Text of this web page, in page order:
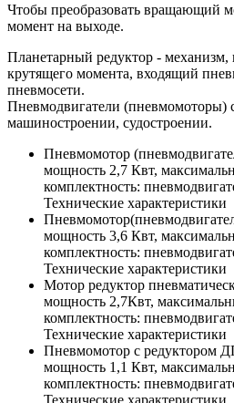
Чтобы преобразовать вращающий
момент на выходе.
Планетарный редуктор -
крутящего момента, входящий
пневмосети.
Пневмодвигатели (пневмомоторы)
машиностроении, судостроении.
Пневмомотор
мощность 2,7 Квт,
комплектность:
Технические характеристики
мощность 3,6 Квт,
комплектность:
Технические характеристики
Мотор редуктор
мощность 2,7Квт,
комплектность:
Технические характеристики
Пневмомотор с редуктором
мощность 1,1 Квт,
комплектность:
Технические характеристики